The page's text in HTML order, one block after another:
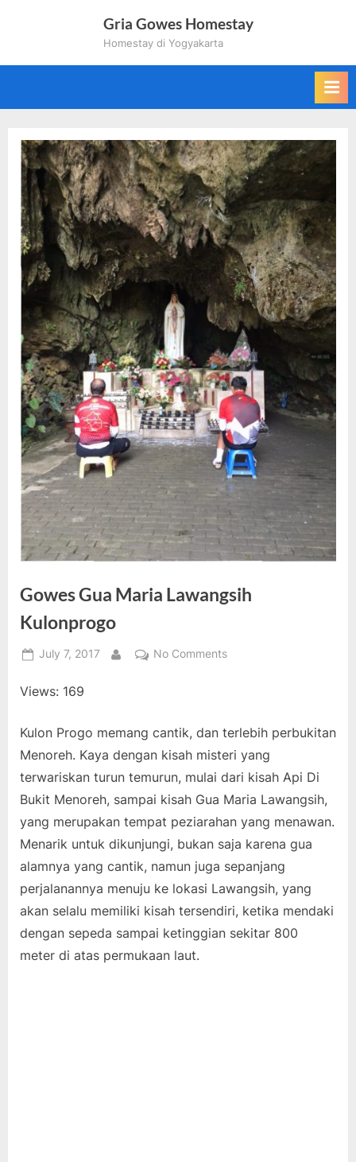
Gria Gowes Homestay
Homestay di Yogyakarta
Gowes Gua Maria Lawangsih
Kulonprogo
Posted
July 7, 2017
By
No Commentson
Lawangsih
Kulonprogo
Views: 169
Kulon Progo memang cantik, dan terlebih perbukitan
Menoreh. Kaya dengan kisah misteri yang
terwariskan turun temurun, mulai dari kisah Api Di
Bukit Menoreh, sampai kisah Gua Maria Lawangsih,
yang merupakan tempat peziarahan yang menawan.
Menarik untuk dikunjungi, bukan saja karena gua
alamnya yang cantik, namun juga sepanjang
perjalanannya menuju ke lokasi Lawangsih, yang
akan selalu memiliki kisah tersendiri, ketika mendaki
dengan sepeda sampai ketinggian sekitar 800
meter di atas permukaan laut.